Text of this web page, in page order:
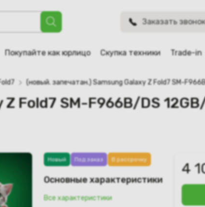
Заказать звонок
Покупайте как юрлицо Скупка техники Trade-in
512GB (серебристый)
(новый. запечатан.) Samsung Galaxy Z Fold7 SM-
Fold7 SM-F966B/DS
Новый Под заказ В рассрочку
Основные характеристики
Все характеристики
4